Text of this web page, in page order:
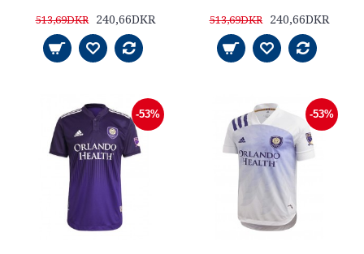
513,69DKR 240,66DKR 513,69DKR 240,66DKR
-53% -53%